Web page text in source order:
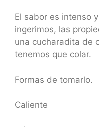
El sabor es intenso
ingerimos, las
una cucharadita de
tenemos que colar.
Formas de tomarlo.
Caliente